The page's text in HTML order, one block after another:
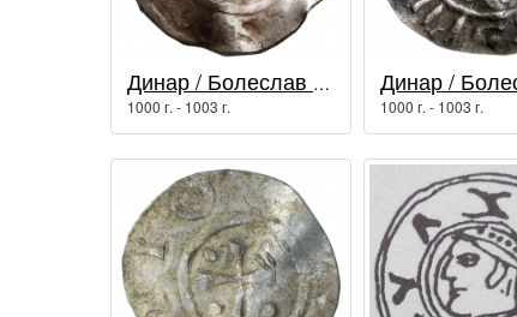
Динар / Болеслав I Храбрый
1000 г. - 1003 г. 1000 г. - 1003 г.